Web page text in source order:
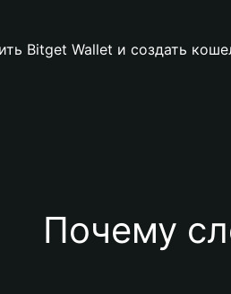
Bitget Wallet и создать
Почему